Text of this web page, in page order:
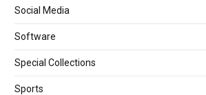
Social Media
Software
Special Collections
Sports